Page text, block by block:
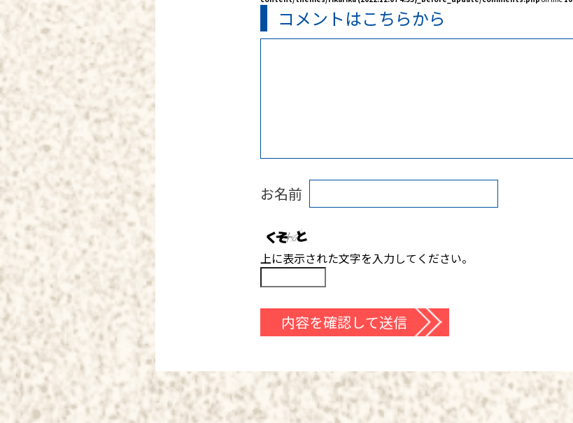
コメントはこちらから
お名前
上に表示された文字を入力してください。